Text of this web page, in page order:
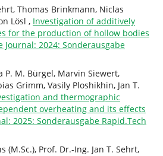
Thomas Brinkmann, Niclas
Lösl , Investigation of additively
for the production of hollow bodies
Journal: 2024: Sonderausgabe
P. M. Bürgel, Marvin Siewert,
Grimm, Vasily Ploshikhin, Jan T.
and thermographic
overheating and its effects
2025: Sonderausgabe Rapid.Tech
(M.Sc.), Prof. Dr.-Ing. Jan T. Sehrt,